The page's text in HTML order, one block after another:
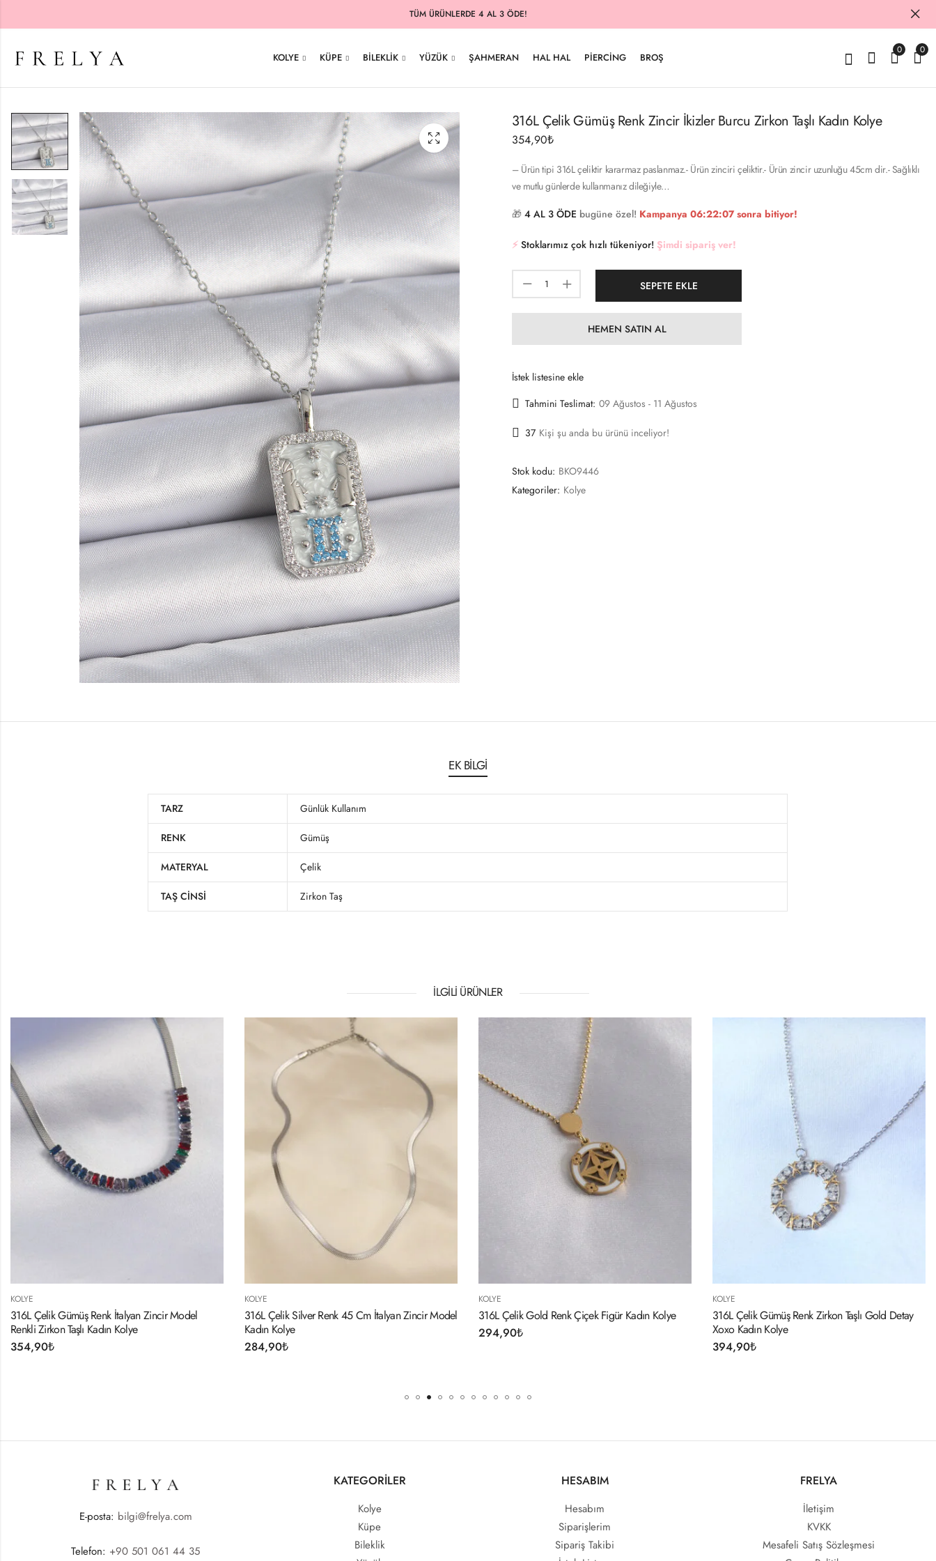
TÜM ÜRÜNLERDE 4 AL 3 ÖDE!
KOLYE KÜPE BILEKLIK YÜZÜK ŞAHMERAN HAL HAL PIERCING BROŞ
0 0
316L Çelik Gümüş Renk Zincir İkizler Burcu Zirkon Taşlı Kadın Kolye
354,90₺
– Ürün tipi 316L çeliktir kararmaz paslanmaz.- Ürün zinciri çeliktir.- Ürün zincir uzunluğu 45cm dir.- Sağlıklı
ve mutlu günlerde kullanmanız dileğiyle…
🎁 4 AL 3 ÖDE bugüne özel! Kampanya 06:22:06sonra bitiyor!
⚡️ Stoklarımız çok hızlı tükeniyor! Şimdi sipariş ver!
SEPETE EKLE
HEMEN SATIN AL
İstek listesine ekle
Tahmini Teslimat: 09 Ağustos - 11 Ağustos
37 Kişi şu anda bu ürünü inceliyor!
Stok kodu: BKO9446
Kategoriler: Kolye
EK BILGI
TARZ Günlük Kullanım
RENK Gümüş
MATERYAL Çelik
TAŞ CINSI Zirkon Taş
İLGILI ÜRÜNLER
KOLYE
316L Çelik Silver Renk 45 Cm İtalyan Zincir Model
Kadın Kolye
284,90
KOLYE
316L Çelik Gold Renk Çiçek Figür Kadın Kolye
294,90
KOLYE
316L Çelik Gümüş Renk Zirkon Taşlı Gold Detay
Xoxo Kadın Kolye
KOLYE
316L Çelik Gold Renk Açılır Zirkon Taşlı Yonca
Model Kadın Kolye
314,90
E-posta: bilgi@frelya.com
Telefon: +90 501 061 44 35
KATEGORİLER
Kolye
Küpe
Bileklik
HESABIM
Hesabım
Siparişlerim
Sipariş Takibi
FRELYA
İletişim
KVKK
Mesafeli Satış Sözleşmesi